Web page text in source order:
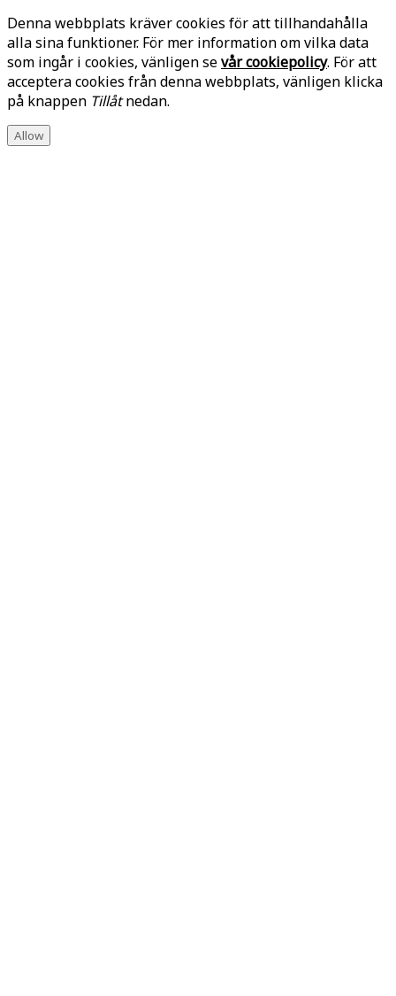
Denna webbplats kräver cookies för att tillhandahålla
alla sina funktioner. För mer information om vilka data
som ingår i cookies, vänligen sevår cookiepolicy. För att
acceptera cookies från denna webbplats, vänligen klicka
på knappen Tillåtnedan.
Allow